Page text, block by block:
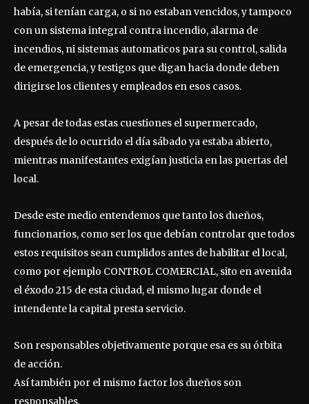
había, si tenían carga, o si no estaban vencidos, y tampoco
con un sistema integral contra incendio, alarma de
incendios, ni sistemas automaticos para su control, salida
de emergencia, y testigos que digan hacia donde deben
dirigirse los clientes y empleados en esos casos.
A pesar de todas estas cuestiones el supermercado,
después de lo ocurrido el día sábado ya estaba abierto,
mientras manifestantes exigían justicia en las puertas del
local.
Desde este medio entendemos que tanto los dueños,
funcionarios, como ser los que debían controlar que todos
estos requisitos sean cumplidos antes de habilitar el local,
como por ejemplo CONTROL COMERCIAL, sito en avenida
el éxodo 215 de esta ciudad, el mismo lugar donde el
intendente la capital presta servicio.
Son responsables objetivamente porque esa es su órbita
de acción.
Así también por el mismo factor los dueños son
responsables.